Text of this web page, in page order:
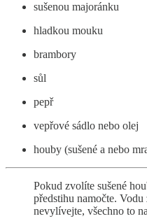
sušenou majoránku
hladkou mouku
brambory
sůl
pepř
vepřové sádlo nebo olej
houby (sušené a nebo
Pokud zvolíte sušené
předstihu namočte.
nevylívejte, všechno to